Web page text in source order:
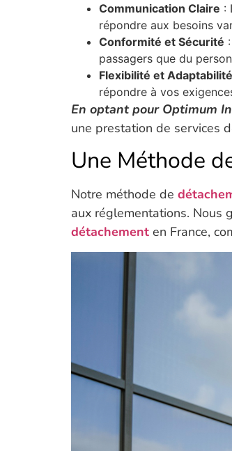
Communication Claire :
répondre aux besoins
Conformité et Sécurité
passagers que du
Flexibilité et Adaptabilité
répondre à vos
En optant pour Optimum
une prestation de services
Une Méthode
Notre méthode de
aux réglementations. Nous
détachement en France,